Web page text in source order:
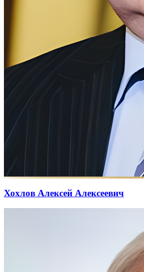
Хохлов Алексей Алексеевич